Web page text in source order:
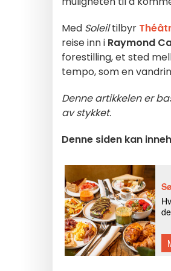
Med Soleiltilbyr
reise inn i Raymond
forestilling, et sted
tempo, som en
Denne artikkelen er
av stykket.
Denne siden kan